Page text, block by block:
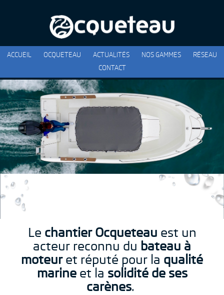
ACCUEIL OCQUETEAU ACTUALITÉS NOS GAMMES
RÉSEAU
CONTACT
Le chantier Ocqueteau est un
acteur reconnu du bateau à
moteuret réputé pour la qualité
marineet la solidité de ses
carènes.